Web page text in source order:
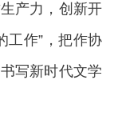
产力，创新开
工作”，把作协
写新时代文学